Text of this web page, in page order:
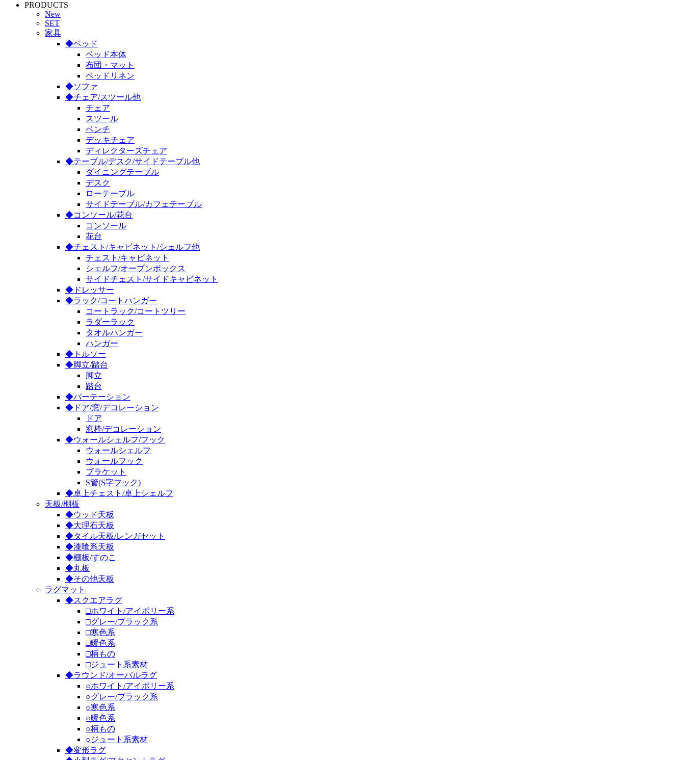
PRODUCTS
New
SET
家具
◆ベッド
ベッド本体
布団・マット
ベッドリネン
◆ソファ
◆チェア/スツール他
チェア
スツール
ベンチ
デッキチェア
ディレクターズチェア
◆テーブル/デスク/サイドテーブル他
ダイニングテーブル
デスク
ローテーブル
サイドテーブル/カフェテーブル
◆コンソール/花台
コンソール
花台
◆チェスト/キャビネット/シェルフ他
チェスト/キャビネット
シェルフ/オープンボックス
サイドチェスト/サイドキャビネット
◆ドレッサー
◆ラック/コートハンガー
コートラック/コートツリー
ラダーラック
タオルハンガー
ハンガー
◆トルソー
◆脚立/踏台
脚立
踏台
◆パーテーション
◆ドア/窓/デコレーション
ドア
窓枠/デコレーション
◆ウォールシェルフ/フック
ウォールシェルフ
ウォールフック
ブラケット
S管(S字フック)
◆卓上チェスト/卓上シェルフ
天板/棚板
◆ウッド天板
◆大理石天板
◆タイル天板/レンガセット
◆漆喰系天板
◆棚板/すのこ
◆丸板
◆その他天板
ラグマット
◆スクエアラグ
□ホワイト/アイボリー系
□グレー/ブラック系
□寒色系
□暖色系
□柄もの
□ジュート系素材
◆ラウンド/オーバルラグ
○ホワイト/アイボリー系
○グレー/ブラック系
○寒色系
○暖色系
○柄もの
○ジュート系素材
◆変形ラグ